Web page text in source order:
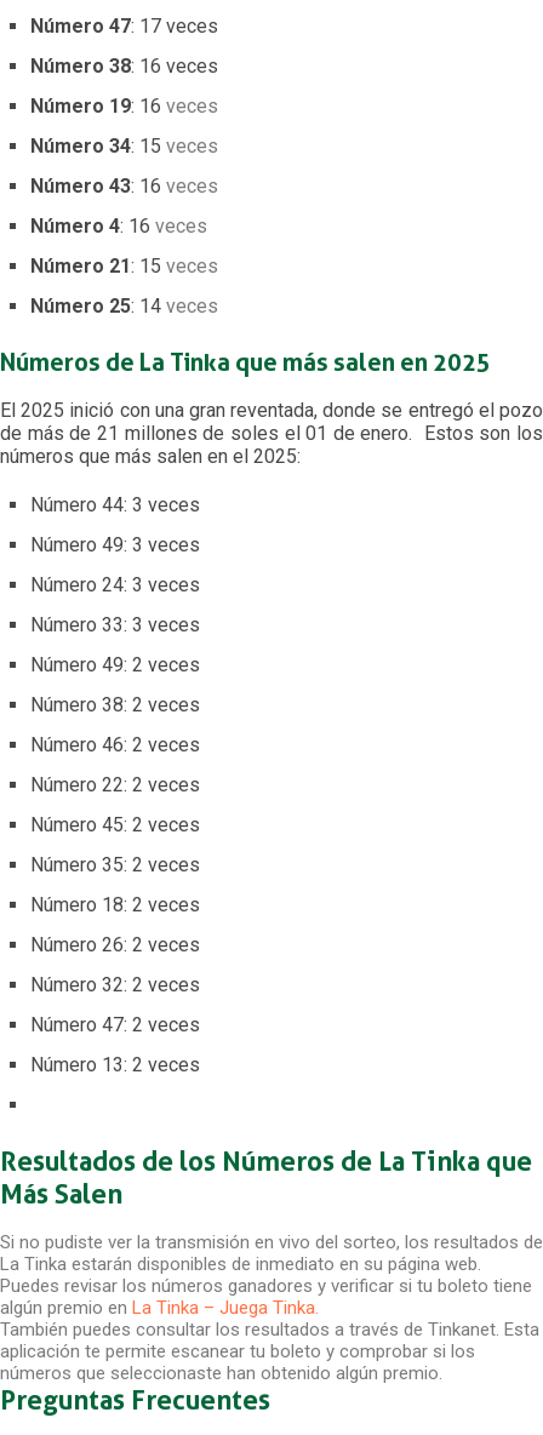
Número 47: 17 veces
Número 38: 16 veces
Número 19: 16 veces
Número 34: 15 veces
Número 43: 16 veces
Número 4: 16 veces
Número 21: 15 veces
Número 25: 14 veces
Números de La Tinka que más salen en 2025
El 2025 inició con una gran reventada, donde se entregó el pozo
de más de 21 millones de soles el 01 de enero. Estos son los
números que más salen en el 2025:
Número 44: 3 veces
Número 49: 3 veces
Número 24: 3 veces
Número 33: 3 veces
Número 49: 2 veces
Número 38: 2 veces
Número 46: 2 veces
Número 22: 2 veces
Número 45: 2 veces
Número 35: 2 veces
Número 18: 2 veces
Número 26: 2 veces
Número 32: 2 veces
Número 47: 2 veces
Número 13: 2 veces
Resultados de los Números de La Tinka que
Más Salen
Si no pudiste ver la transmisión en vivo del sorteo, los resultados de
La Tinka estarán disponibles de inmediato en su página web.
Puedes revisar los números ganadores y verificar si tu boleto tiene
algún premio en La Tinka – Juega Tinka.
También puedes consultar los resultados a través de Tinkanet. Esta
aplicación te permite escanear tu boleto y comprobar si los
números que seleccionaste han obtenido algún premio.
Preguntas Frecuentes